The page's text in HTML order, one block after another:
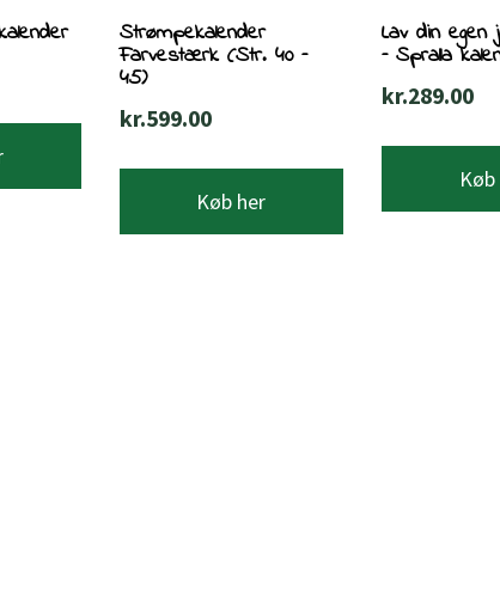
Strømpekalender
Farvestærk (Str. 40 –
45)
kr.599.00
Køb her
Lav din egen
– Spralla
kr.289.00